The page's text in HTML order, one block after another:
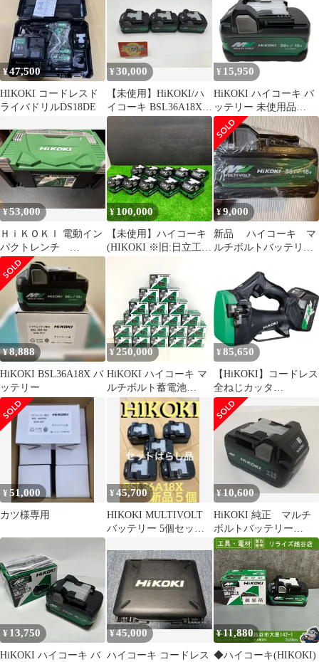
バッテリー 36V 18V ※
一部地域配送別料金
●140936
テリーBSL36A18X ×2
・充電器UC18YDL2・
システムケース3付 切
断トイシ10枚+ホイルガ
ード+ホイルナット付特
別セット
2510000007219
個付(ト-218)
¥47,500
HIKOKI コードレスド
ライバドリルDS18DE
¥30,000
【未使用】HiKOKI/ハ
イコーキ BSL36A18X
☆ マルチボルト蓄電池
【箱なし】 36V 2.5Ah
【3個セット】
[IT_1ATYI][岡岩][M04]
¥ 15,950
HiKOKI ハイコーキ バ
ッテリー 未使用品
BSL36A18X
¥53,000
ＨｉＫＯＫＩ 電動イン
パクトレンチ
WR36DH(2XPSZ)
¥ 100,000
【未使用】ハイコーキ
(HIKOKI ※旧:日立工
ッテリー 36V/2.5Ah
BSL36A18BX 10【電材
館越谷店】
¥9,000
新品 ハイコーキ マ
ルチボルトバッテリ
¥8,888
HiKOKI BSL36A18X バ
ッテリー
¥250,000
HiKOKI ハイコーキ マ
ルチボルト蓄電池
BSL36A18X 0037-9241
リチウムイオンバッテ
リー 20個セット 未使用
★DT433
¥ 85,650
【HiKOKI】コードレス
全ねじカッタ
CL18DSL(LXPKZ) 18V
¥51,000
カツ様専用
¥45,700
HIKOKI MULTIVOLT
バッテリー 5個セット
¥10,600
HiKOKI 純正 マルチ
ボルトバッテリー
BSL36A18X
¥ 13,750
HiKOKI ハイコーキ バ
¥45,000
ハイコーキ コードレス
¥11,880
◆ハイコーキ(HIKOKI)